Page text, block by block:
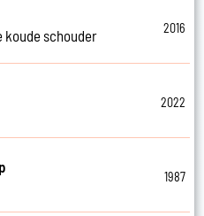
koude schouder
2016
2022
1987